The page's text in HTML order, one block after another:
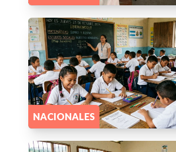
NACIONALES